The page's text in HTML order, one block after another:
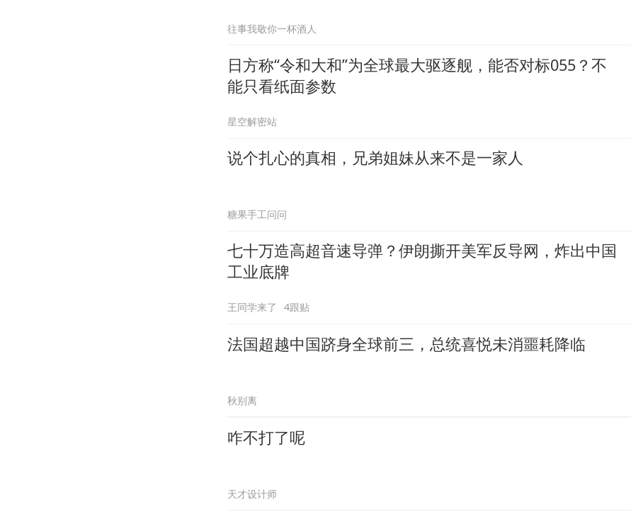
往事我敬你一杯酒人
日方称“令和大和”为全球最大驱逐舰，能否对标055？不
能只看纸面参数
星空解密站
说个扎心的真相，兄弟姐妹从来不是一家人
糖果手工问问
七十万造高超音速导弹？伊朗撕开美军反导网，炸出中国
工业底牌
王同学来了 4跟贴
法国超越中国跻身全球前三，总统喜悦未消噩耗降临
秋别离
咋不打了呢
天才设计师